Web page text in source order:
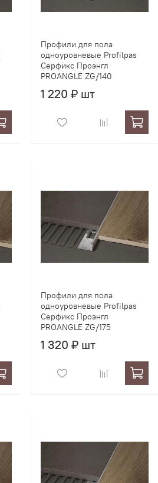
Профили для пола
одноуровневые Profilpas
Серфикс Проэнгл
PROANGLE ZG/140
1 220 ₽ шт
Профили для пола
одноуровневые Profilpas
Серфикс Проэнгл
PROANGLE ZG/175
1 320 ₽ шт